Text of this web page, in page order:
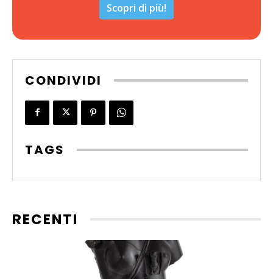
Scopri di più!
CONDIVIDI
TAGS
RECENTI